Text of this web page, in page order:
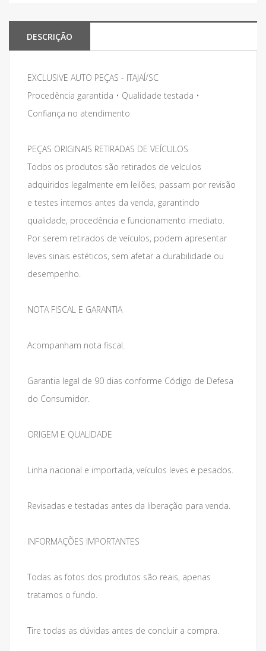
DESCRIÇÃO
EXCLUSIVE AUTO PEÇAS - ITAJAÍ/SC
Procedência garantida • Qualidade testada •
Confiança no atendimento
PEÇAS ORIGINAIS RETIRADAS DE VEÍCULOS
Todos os produtos são retirados de veículos
adquiridos legalmente em leilões, passam por revisão
e testes internos antes da venda, garantindo
qualidade, procedência e funcionamento imediato.
Por serem retirados de veículos, podem apresentar
leves sinais estéticos, sem afetar a durabilidade ou
desempenho.
NOTA FISCAL E GARANTIA
Acompanham nota fiscal.
Garantia legal de 90 dias conforme Código de Defesa
do Consumidor.
ORIGEM E QUALIDADE
Linha nacional e importada, veículos leves e pesados.
Revisadas e testadas antes da liberação para venda.
INFORMAÇÕES IMPORTANTES
Todas as fotos dos produtos são reais, apenas
tratamos o fundo.
Tire todas as dúvidas antes de concluir a compra.